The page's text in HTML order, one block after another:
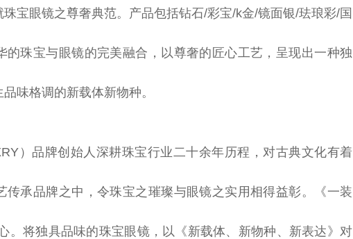
宝眼镜之尊奢典范。产品包括钻石/彩宝/k金/镜面银/珐琅彩/国
的珠宝与眼镜的完美融合，以尊奢的匠心工艺，呈现出一种独
味格调的新载体新物种。
）品牌创始人深耕珠宝行业二十余年历程，对古典文化有着
传承品牌之中，令珠宝之璀璨与眼镜之实用相得益彰。《一装
。将独具品味的珠宝眼镜，以《新载体、新物种、新表达》对